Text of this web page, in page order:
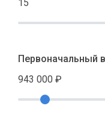
15
Первоначальный
943 000 ₽